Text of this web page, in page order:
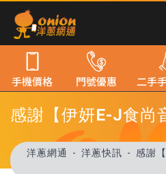
感謝【伊妍E-J食尚
洋蔥網通 洋蔥快訊
感謝
手機價格 門號優惠 二手